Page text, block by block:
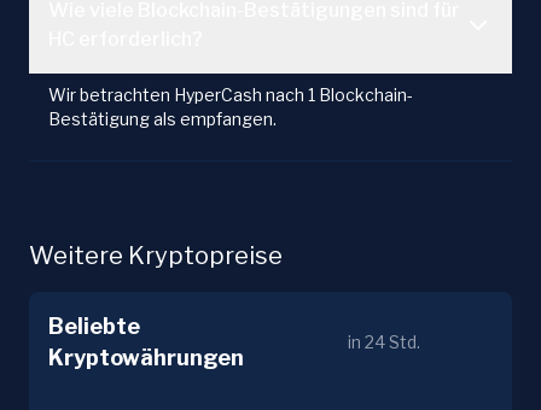
Wir betrachten HyperCash nach 1 Blockchain-
Bestätigung als empfangen.
Weitere Kryptopreise
Beliebte
Kryptowährungen
in 24 Std.